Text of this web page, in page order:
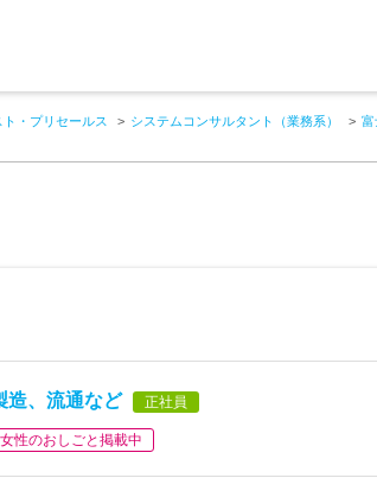
・プリセールス システムコンサルタント（業務系） 富
造、流通など 正社員
女性のおしごと掲載中